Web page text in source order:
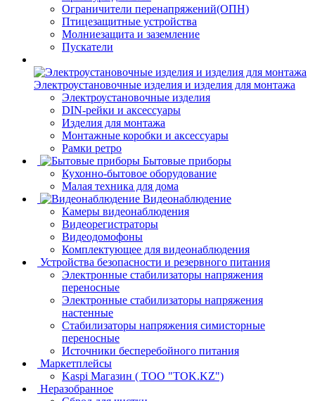
Ограничители перенапряжений(ОПН)
Птицезащитные устройства
Молниезащита и заземление
Пускатели
Электроустановочные изделия и изделия для монтажа
Электроустановочные изделия
DIN-рейки и аксессуары
Изделия для монтажа
Монтажные коробки и аксессуары
Рамки ретро
Бытовые приборы
Кухонно-бытовое оборудование
Малая техника для дома
Видеонаблюдение
Камеры видеонаблюдения
Видеорегистраторы
Видеодомофоны
Комплектующее для видеонаблюдения
Устройства безопасности и резервного питания
Электронные стабилизаторы напряжения
переносные
Электронные стабилизаторы напряжения
настенные
Стабилизаторы напряжения симисторные
переносные
Источники бесперебойного питания
Маркетплейсы
Kaspi Магазин ( ТОО "TOK.KZ")
Неразобранное